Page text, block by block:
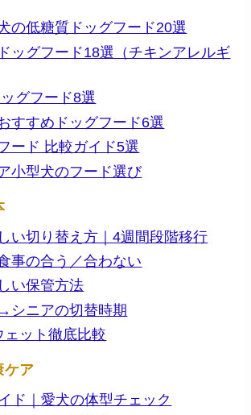
の低糖質ドッグフード20選
ッグフード18選（チキンアレルギ
グフード8選
すすめドッグフード6選
ード 比較ガイド5選
小型犬のフード選び
い切り替え方｜4週間段階移行
事の合う／合わない
い保管方法
ニアの切替時期
ェット徹底比較
ケア
ド｜愛犬の体型チェック